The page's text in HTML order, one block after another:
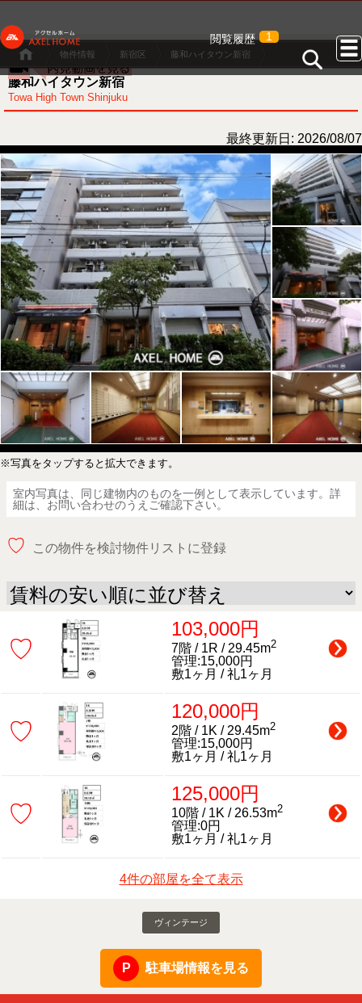
閲覧履歴 1
物件情報 新宿区 藤和ハイタウン新宿
藤和ハイタウン新宿
Towa High Town Shinjuku
最終更新日: 2026/08/07
※写真をタップすると拡大できます。
室内写真は、同じ建物内のものを一例として表示しています。詳
細は、お問い合わせのうえご確認下さい。
♡ この物件を検討物件リストに登録
♡
103,000円
7階 / 1R / 29.45m2
管理:15,000円
敷1ヶ月 / 礼1ヶ月
♡
120,000円
2階 / 1K / 29.45m2
管理:15,000円
敷1ヶ月 / 礼1ヶ月
♡
125,000円
10階 / 1K / 26.53m2
管理:0円
敷1ヶ月 / 礼1ヶ月
4件の部屋を全て表示
ヴィンテージ
駐車場情報を見る